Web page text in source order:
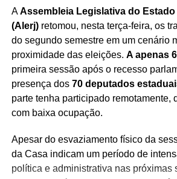
apresentado crescimento consistente
impulsionado por consumidores
de vida mais saudáveis.
Com a
a Danone busca atender à
consolidar sua liderança em uma
ganha cada vez mais espaço nas
preferência dos brasileiros.
Redação Saiba+
AAssembleia Legislativa do
(Alerj)retomou, nesta terça-feira, os
do segundo semestre em um cenário
proximidade das eleições. A apenas
primeira sessão após o recesso
presença dos 70 deputados
parte tenha participado remotamente,
com baixa ocupação.
Apesar do esvaziamento físico da
da Casa indicam um período de
política e administrativa nas próximas